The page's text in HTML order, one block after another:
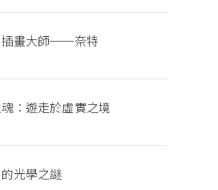
插畫大師──奈特
：遊走於虛實之境
光學之謎